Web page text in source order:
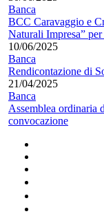
Banca
BCC Caravaggio e
Naturali Impresa”
10/06/2025
Banca
Rendicontazione di
21/04/2025
Banca
Assemblea ordinaria
convocazione